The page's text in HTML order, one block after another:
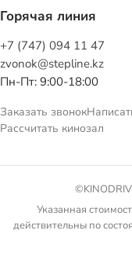
Горячая линия
+7 (747) 094 11 47
zvonok@stepline.kz
Пн-Пт: 9:00-18:00
Заказать звонок
Рассчитать кинозал
Указанная
действительны по